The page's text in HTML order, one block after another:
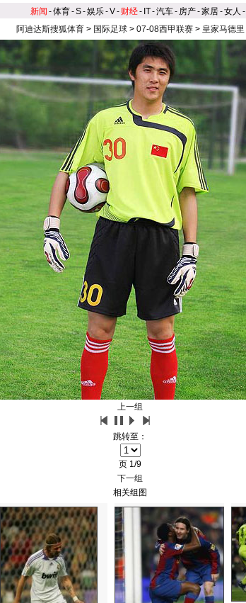
新闻 -体育-S-娱乐-V- 财经- IT-汽车- 房产-家居-女人 -
阿迪达斯搜狐体育> 国际足球> 07-08西甲联赛> 皇家马德里
上一组
跳转至：
页 1/9
下一组
相关组图